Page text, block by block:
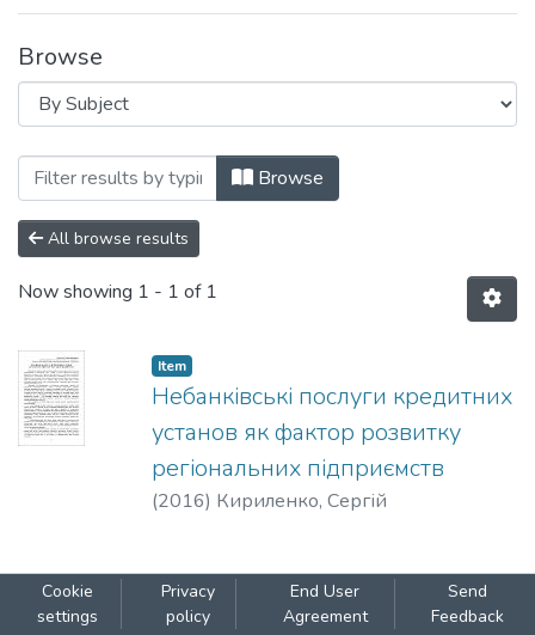
Browse
Browsing Фінанси в умовах
Browse
All browse results
Now showing 1 - 1 of 1
Item
Небанківські послуги кредитних
установ як фактор розвитку
регіональних підприємств
(2016) Кириленко, Сергій
Cookie
settings
Privacy
policy
End User
Agreement
Send
Feedback